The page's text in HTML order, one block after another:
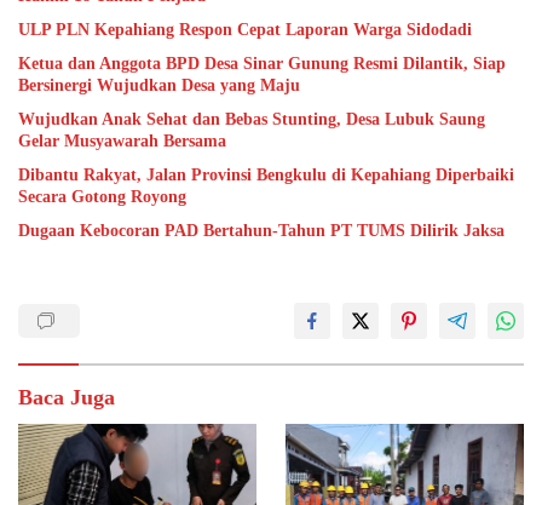
ULP PLN Kepahiang Respon Cepat Laporan Warga Sidodadi
Ketua dan Anggota BPD Desa Sinar Gunung Resmi Dilantik, Siap
Bersinergi Wujudkan Desa yang Maju
Wujudkan Anak Sehat dan Bebas Stunting, Desa Lubuk Saung
Gelar Musyawarah Bersama
Dibantu Rakyat, Jalan Provinsi Bengkulu di Kepahiang Diperbaiki
Secara Gotong Royong
Dugaan Kebocoran PAD Bertahun-Tahun PT TUMS Dilirik Jaksa
Baca Juga